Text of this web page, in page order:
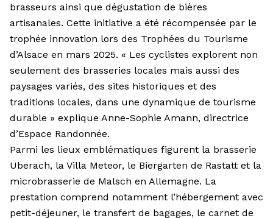
brasseurs ainsi que dégustation de bières
artisanales. Cette initiative a été récompensée par le
trophée innovation lors des Trophées du Tourisme
d’Alsace en mars 2025. « Les cyclistes explorent non
seulement des brasseries locales mais aussi des
paysages variés, des sites historiques et des
traditions locales, dans une dynamique de tourisme
durable » explique Anne-Sophie Amann, directrice
d’Espace Randonnée.
Parmi les lieux emblématiques figurent la brasserie
Uberach, la Villa Meteor, le Biergarten de Rastatt et la
microbrasserie de Malsch en Allemagne. La
prestation comprend notamment l’hébergement avec
petit-déjeuner, le transfert de bagages, le carnet de